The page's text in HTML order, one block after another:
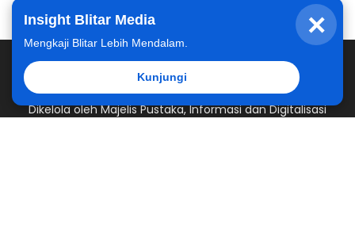
×
Insight Blitar Media
Mengkaji Blitar Lebih Mendalam.
Kunjungi
Dikelola oleh Majelis Pustaka, Informasi dan Digitalisasi